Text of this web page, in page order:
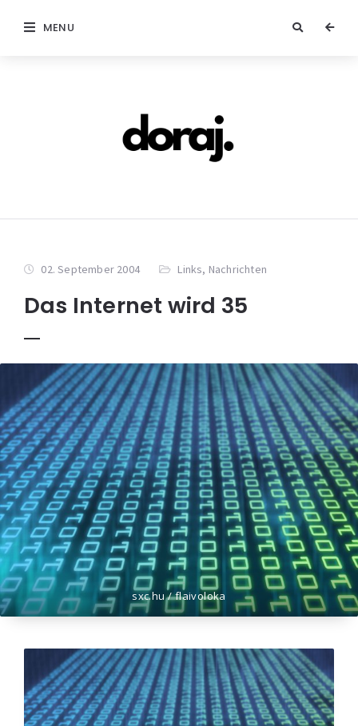
MENU
02. September 2004 Links, Nachrichten
Das Internet wird 35
sxc.hu / flaivoloka